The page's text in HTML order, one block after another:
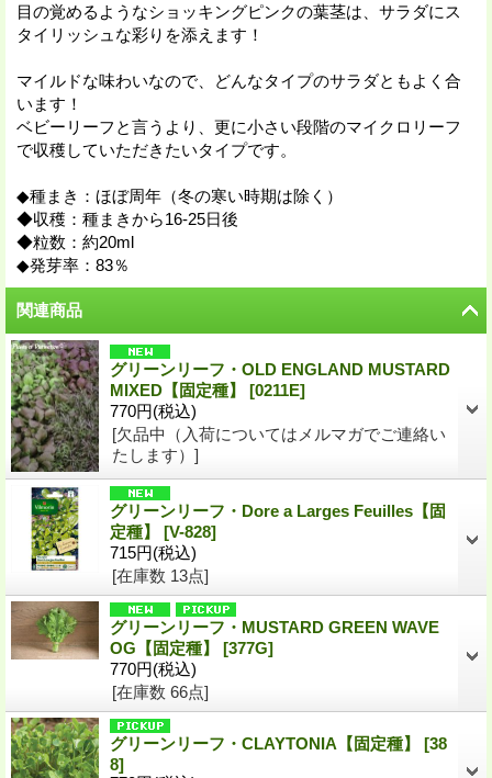
目の覚めるようなショッキングピンクの葉茎は、サラダにス
タイリッシュな彩りを添えます！
マイルドな味わいなので、どんなタイプのサラダともよく合
います！
ベビーリーフと言うより、更に小さい段階のマイクロリーフ
で収穫していただきたいタイプです。
◆種まき：ほぼ周年（冬の寒い時期は除く）
◆収穫：種まきから16-25日後
◆粒数：約20ml
◆発芽率：83％
関連商品
グリーンリーフ・OLD ENGLAND MUSTARD
MIXED【固定種】 [0211E]
770円(税込)
[欠品中（入荷についてはメルマガでご連絡い
たします）]
グリーンリーフ・Dore a Larges Feuilles【固
定種】 [V-828]
715円(税込)
[在庫数 13点]
グリーンリーフ・MUSTARD GREEN WAVE
OG【固定種】 [377G]
770円(税込)
[在庫数 66点]
グリーンリーフ・CLAYTONIA【固定種】 [38
8]